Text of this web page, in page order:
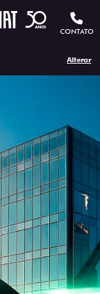
CONTATO
Alterar